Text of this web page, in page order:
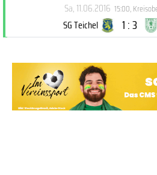
Sa, 11.06.2016 15:00,
SG Teichel 1 : 3